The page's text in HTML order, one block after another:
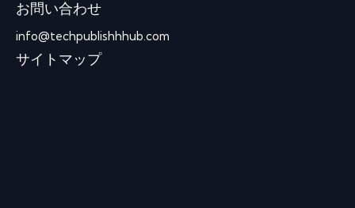
お問い合わせ
info@techpublishhhub.com
サイトマップ